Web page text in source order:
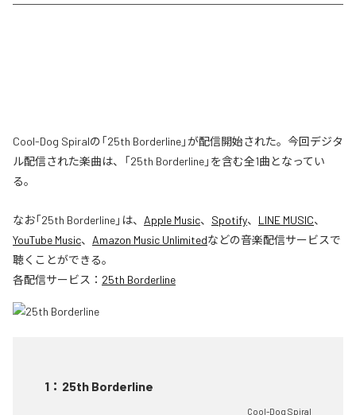
Cool-Dog Spiralの「25th Borderline」が配信開始された。今回デジタ
ル配信された楽曲は、「25th Borderline」を含む全1曲となってい
る。
なお「25th Borderline」は、 Apple Music、 Spotify、 LINE MUSIC、
YouTube Music、 Amazon Music Unlimitedなどの音楽配信サービスで
聴くことができる。
各配信サービス： 25th Borderline
1 ： 25th Borderline
Cool-Dog Spiral